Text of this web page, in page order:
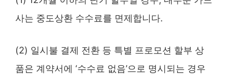
사는 중도상환 수수료를 면제합니다.
(2) 일시불 결제 전환 등 특별 프로모션 할부 상
품은 계약서에 ‘수수료 없음’으로 명시되는 경우